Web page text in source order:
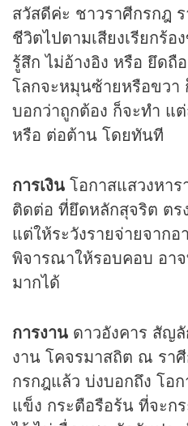
สวัสดีค่ะ ชาวราศีกรกฎ
ชีวิตไปตามเสียงเรียกร้
รู้สึก ไม่อ้างอิง หรือ ยึดถื
โลกจะหมุนซ้ายหรือขวา
บอกว่าถูกต้อง ก็จะทำ แ
หรือ ต่อต้าน โดยทันที
การเงิน โอกาสแสวงหาร
ติดต่อ ที่ยึดหลักสุจริต ตร
แต่ให้ระวังรายจ่ายจาก
พิจารณาให้รอบคอบ อา
มากได้
การงาน ดาวอังคาร สัญ
งาน โคจรมาสถิต ณ รา
กรกฎแล้ว บ่งบอกถึง โอ
แข็ง กระตือรือร้น ที่จะก